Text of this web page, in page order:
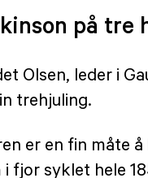
på tre
Olsen, leder i
trehjuling.
er en fin måte
i fjor syklet hele